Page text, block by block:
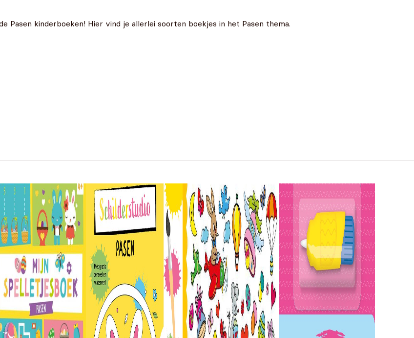
Pasen kinderboeken! Hier vind je allerlei soorten boekjes in het Pasen thema.